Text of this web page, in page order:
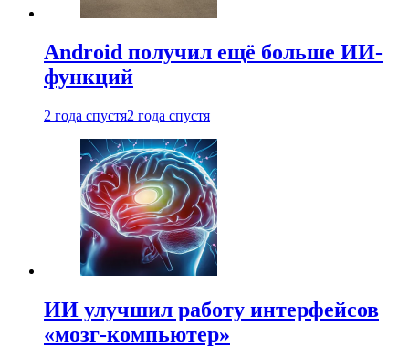
Android получил ещё больше ИИ-
функций
2 года спустя2 года спустя
ИИ улучшил работу интерфейсов
«мозг-компьютер»